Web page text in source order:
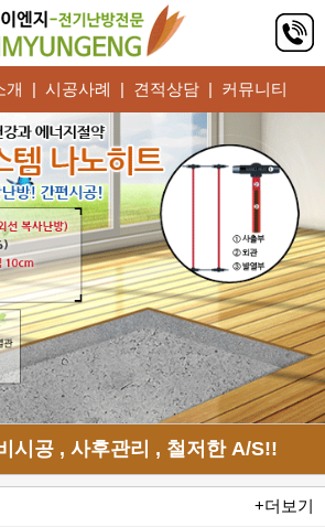
개 | 시공사례 | 견적상담 | 커뮤니티
시공 , 사후관리 , 철저한 A/S!!
+더보기